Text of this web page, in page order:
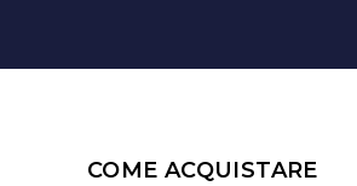
COME ACQUISTARE